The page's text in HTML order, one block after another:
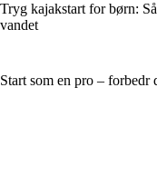
Tryg kajakstart for børn:
vandet
Start som en pro –